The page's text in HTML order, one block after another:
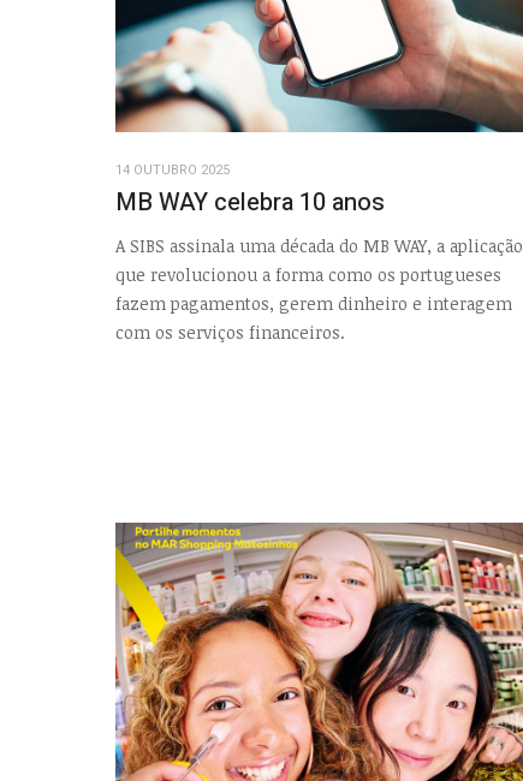
14 OUTUBRO 2025
MB WAY celebra 10 anos
A SIBS assinala uma década do MB WAY, a aplicação
que revolucionou a forma como os portugueses
fazem pagamentos, gerem dinheiro e interagem
com os serviços financeiros.